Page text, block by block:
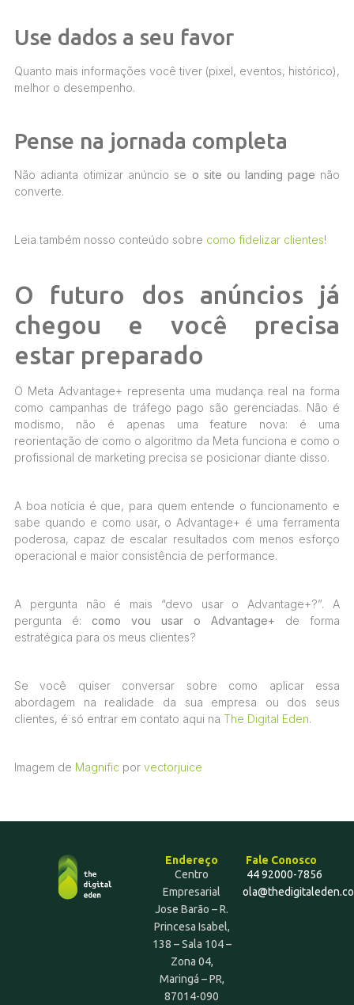
Use dados a seu favor
Quanto mais informações você tiver (pixel, eventos, histórico),
melhor o desempenho.
Pense na jornada completa
Não adianta otimizar anúncio se o site ou landing page não
converte.
Leia também nosso conteúdo sobre como fidelizar clientes!
O futuro dos anúncios já
chegou e você precisa
estar preparado
O Meta Advantage+ representa uma mudança real na forma
como campanhas de tráfego pago são gerenciadas. Não é
modismo, não é apenas uma feature nova: é uma
reorientação de como o algoritmo da Meta funciona e como o
profissional de marketing precisa se posicionar diante disso.
A boa notícia é que, para quem entende o funcionamento e
sabe quando e como usar, o Advantage+ é uma ferramenta
poderosa, capaz de escalar resultados com menos esforço
operacional e maior consistência de performance.
A pergunta não é mais “devo usar o Advantage+?”. A
pergunta é: como vou usar o Advantage+ de forma
estratégica para os meus clientes?
Se você quiser conversar sobre como aplicar essa
abordagem na realidade da sua empresa ou dos seus
clientes, é só entrar em contato aqui na The Digital Eden.
Imagem de Magnific por vectorjuice
Endereço
Centro
Empresarial
Jose Barão – R.
Princesa Isabel,
138 – Sala 104 –
Zona 04,
Maringá – PR,
87014-090
Fale Conosco
44 92000-7856